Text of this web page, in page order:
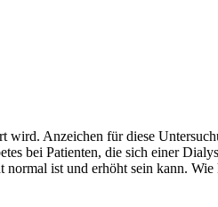
Anzeichen für diese
bei Patienten, die sich einer
ist und erhöht sein kann.